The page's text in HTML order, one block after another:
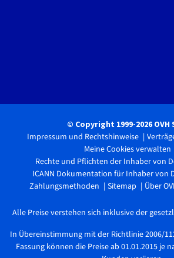
© Copyright 1999-2026 OVH
Impressum und Rechtshinweise
Meine Cookies verwalten
Rechte und Pflichten der Inhaber von
ICANN Dokumentation für Inhaber von
Zahlungsmethoden
Sitemap Über
Alle Preise verstehen sich inklusive der
In Übereinstimmung mit der Richtlinie 2006/
Fassung können die Preise ab 01.01.2015 je